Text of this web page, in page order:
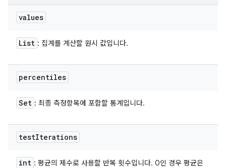
values
List : 집계를 계산할 원시 값입니다.
percentiles
Set : 최종 측정항목에 포함할 통계입니다.
testIterations
int : 평균의 제수로 사용할 반복 횟수입니다. 0인 경우 평균은